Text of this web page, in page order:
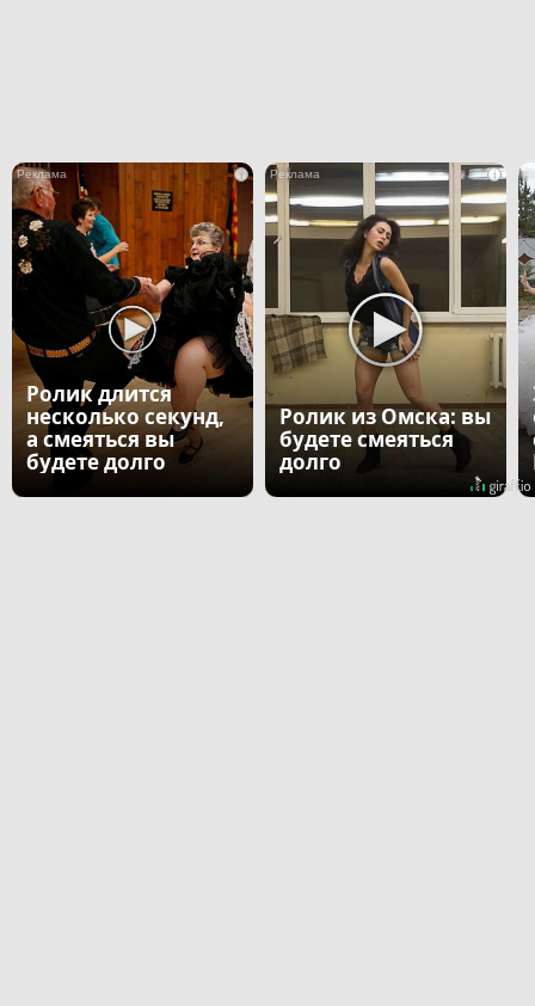
i
Ролик длится
несколько секунд,
а смеяться вы
будете долго
i
Ролик из Омска: вы
будете смеяться
долго